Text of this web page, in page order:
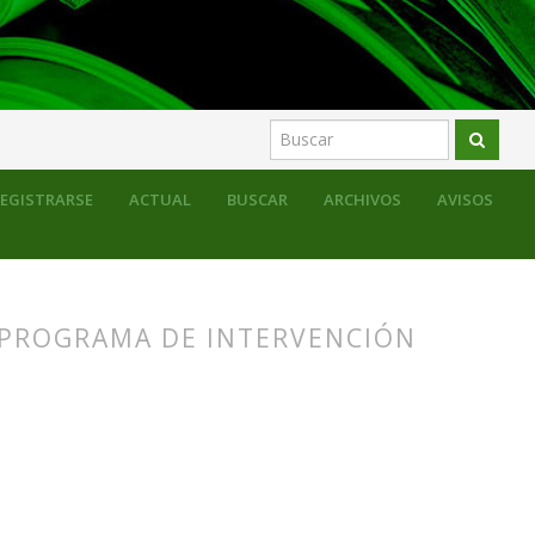
ACTUAL BUSCAR ARCHIVOS AVISOS
mercado escolar entre los siglos XIX y XX
DE INTERVENCIÓN